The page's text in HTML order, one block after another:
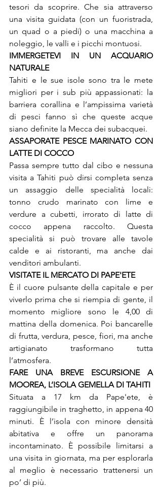
tesori da scoprire. Che sia attraverso
una visita guidata (con un fuoristrada,
un quad o a piedi) o una macchina a
noleggio, le valli e i picchi montuosi.
IMMERGETEVI IN UN ACQUARIO
Tahiti e le sue isole sono tra le mete
migliori per i sub più appassionati: la
barriera corallina e l’ampissima varietà
di pesci fanno sì che queste acque
siano definite la Mecca dei subacquei.
ASSAPORATE PESCE MARINATO CON
Passa sempre tutto dal cibo e nessuna
visita a Tahiti può dirsi completa senza
un assaggio delle specialità locali:
tonno crudo marinato con lime e
verdure a cubetti, irrorato di latte di
cocco appena raccolto. Questa
specialità si può trovare alle tavole
calde e ai ristoranti, ma anche dai
venditori ambulanti.
È il cuore pulsante della capitale e per
viverlo prima che si riempia di gente, il
momento migliore sono le 4,00 di
mattina della domenica. Poi bancarelle
di frutta, verdura, pesce, fiori, ma anche
artigianato trasformano tutta
l’atmosfera.
FARE UNA BREVE ESCURSIONE A
Situata a 17 km da Pape'ete, è
raggiungibile in traghetto, in appena 40
minuti. È l’isola con minore densità
abitativa e offre un panorama
incontaminato. È possibile limitarsi a
una visita in giornata, ma per esplorarla
al meglio è necessario trattenersi un
po’ di più.